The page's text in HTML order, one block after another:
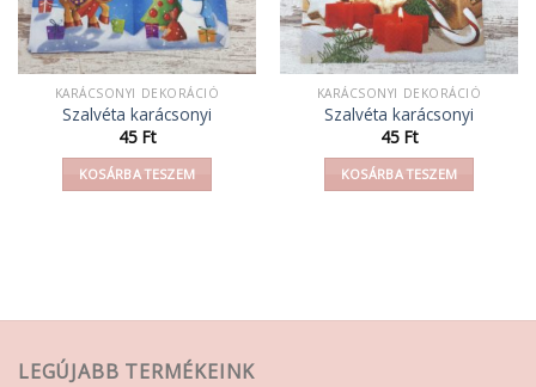
KARÁCSONYI DEKORÁCIÓ
Szalvéta karácsonyi
45 Ft
KOSÁRBA TESZEM
KARÁCSONYI DEKORÁCIÓ
Szalvéta karácsonyi
45 Ft
KOSÁRBA TESZEM
LEGÚJABB TERMÉKEINK